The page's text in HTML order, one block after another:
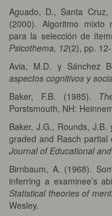
Aguado, D., Santa
(2000). Algoritmo mixto
para la selección de
Psicothema, 12(2), pp.
Avia, M.D. y Sánchez
aspectos cognitivos y
Baker, F.B. (1985).
Porstsmouth, NH:
Baker, J.G., Rounds,
graded and Rasch partial
Journal of Educational
Birnbaum, A. (1968).
inferring a examinee’s
Statistical theories of
Wesley.